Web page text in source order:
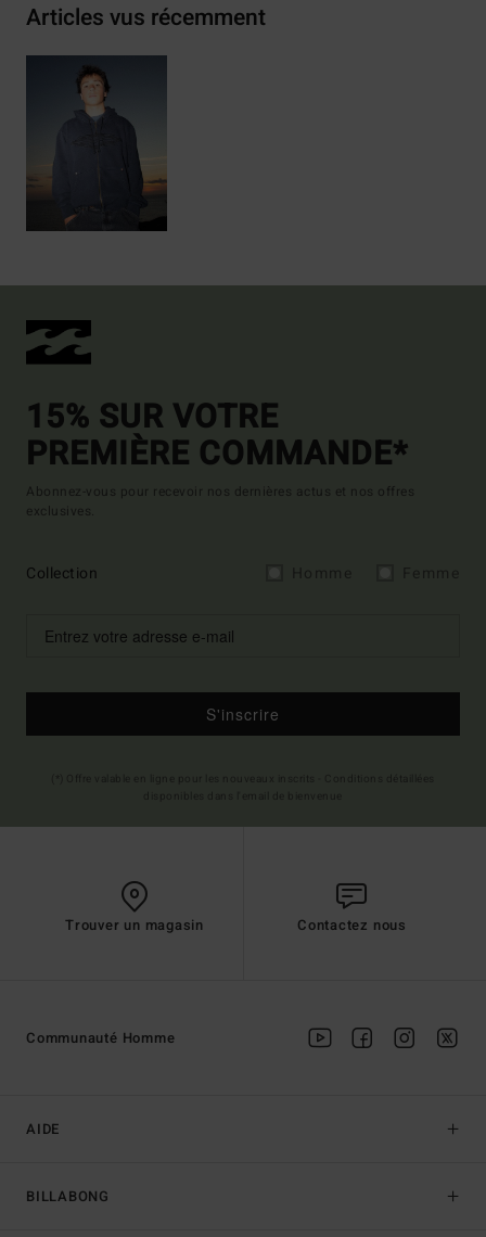
Articles vus récemment
15% SUR VOTRE
PREMIÈRE COMMANDE*
Abonnez-vous pour recevoir nos dernières actus et nos offres
exclusives.
Collection
S'inscrire
Trouver un magasin Contactez nous
AIDE
BILLABONG
Communauté Homme